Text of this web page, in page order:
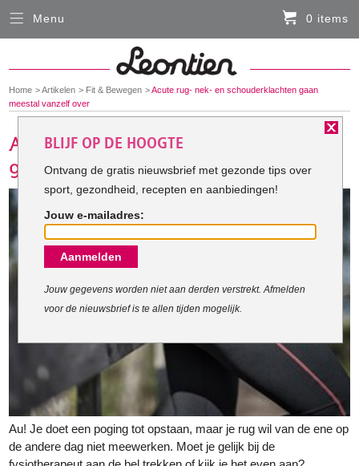
You
are
here:
Home Artikelen Fit & Bewegen
Acute rug- nek- en schouderklachten gaan
meestal vanzelf over
Au! Je doet een poging tot opstaan, maar je rug wil van de ene op
de andere dag niet meewerken. Moet je gelijk bij de
Menu 0 items
Sluiten
HARDLOOPKLEDING
FIETSKLEDING
SERVICE
Inloggen
Contact- en adresgegevens
Levertijd, retourneren, ruilen
BLIJF OP DE HOOGTE
Ontvang de gratis nieuwsbrief met gezonde tips over
sport, gezondheid, recepten en aanbiedingen!
Jouw e-mailadres:
Aanmelden
Jouw gegevens worden niet aan derden verstrekt. Afmelden
voor de nieuwsbrief is te allen tijden mogelijk.